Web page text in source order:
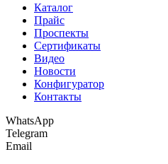
Каталог
Прайс
Проспекты
Сертификаты
Видео
Новости
Конфигуратор
Контакты
WhatsApp
Telegram
Email